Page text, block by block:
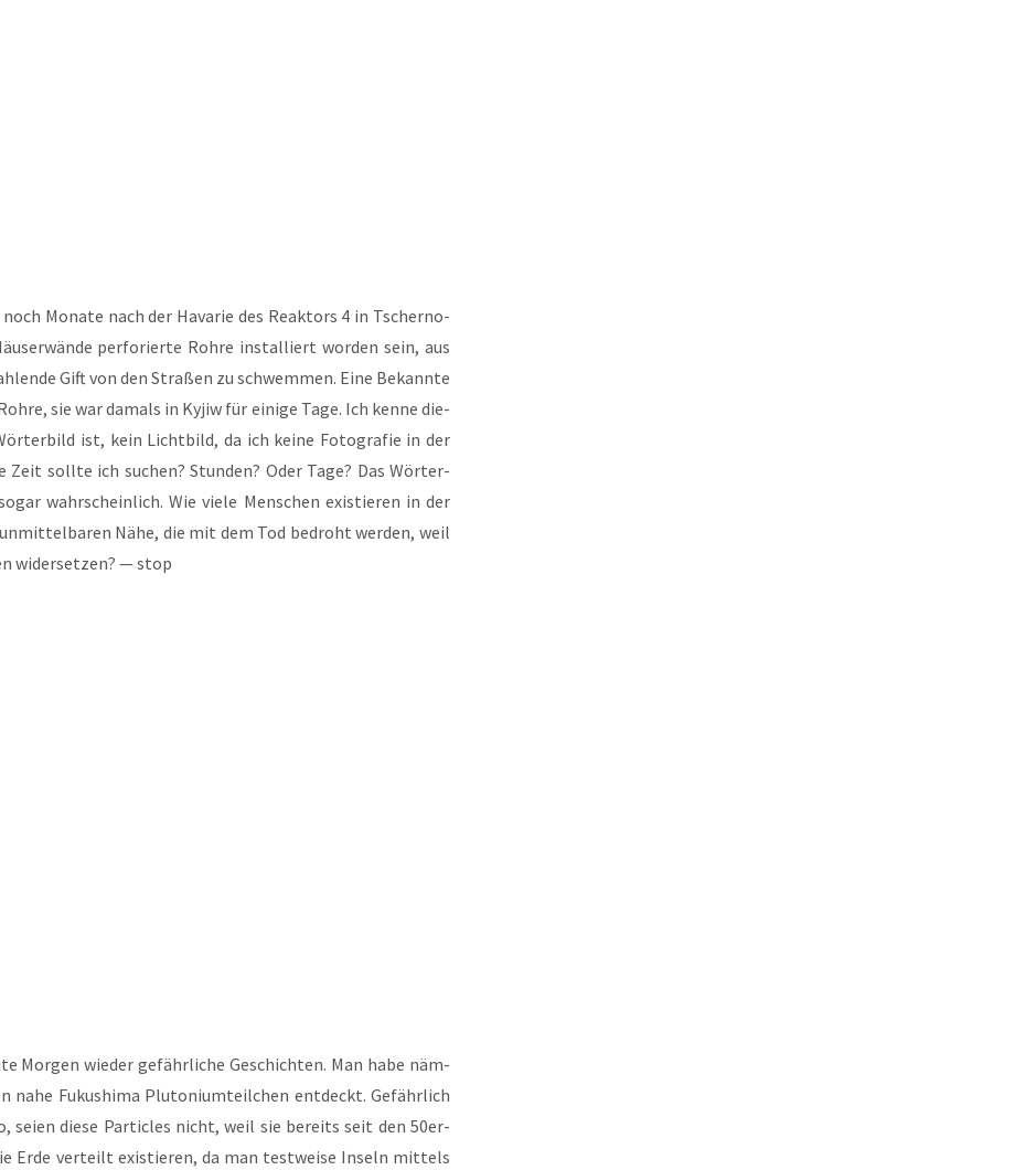
Mona­te nach der Hava­rie des Reak­tors 4 in Tscher­no­
per­fo­rier­te Roh­re instal­liert wor­den sein, aus
Gift von den Stra­ßen zu schwem­men. Eine Bekann­te
sie war damals in Kyjiw für eini­ge Tage. Ich ken­ne die­
ist, kein Licht­bild, da ich kei­ne Foto­gra­fie in der
Zeit soll­te ich suchen? Stun­den? Oder Tage? Das Wör­ter­
wahr­schein­lich. Wie vie­le Men­schen exis­tie­ren in der
Nähe, die mit dem Tod bedroht wer­den, weil
wider­set­zen? — stop
Mor­gen wie­der gefähr­li­che Geschich­ten. Man habe näm­
nahe Fuku­shi­ma Plu­to­ni­um­teil­chen ent­deckt. Gefähr­lich
sei­en die­se Par­tic­les nicht, weil sie bereits seit den 50er-
Erde ver­teilt exis­tie­ren, da man test­wei­se Inseln mit­tels